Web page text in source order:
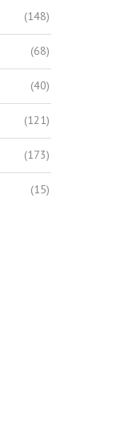
(148)
(68)
(40)
(121)
(173)
(15)